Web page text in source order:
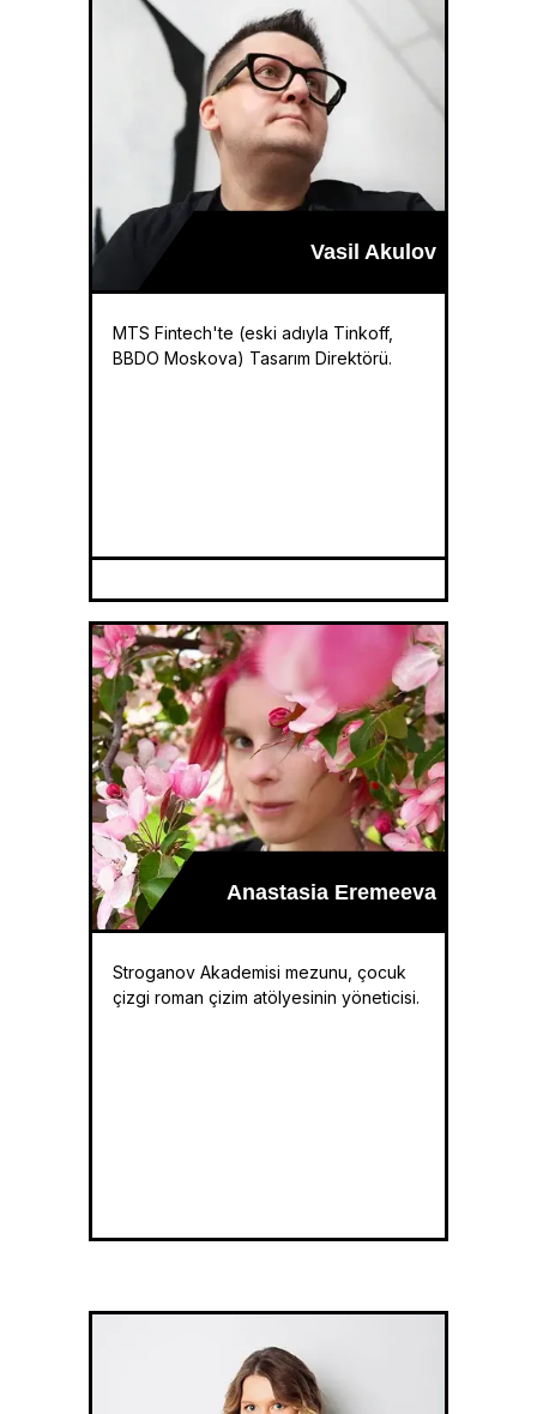
MTS Fintech'te (eski adıyla Tinkoff,
BBDO Moskova) Tasarım Direktörü.
Vasil Akulov
Stroganov Akademisi mezunu, çocuk
çizgi roman çizim atölyesinin yöneticisi.
Anastasia Eremeeva